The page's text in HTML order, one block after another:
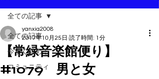
全ての記事
今すぐ始める
コミュニティ
全ての記事
【常緑音楽館便り】
#1079 男と女
yanxia2008
2017年10月25日 読了時間: 1分